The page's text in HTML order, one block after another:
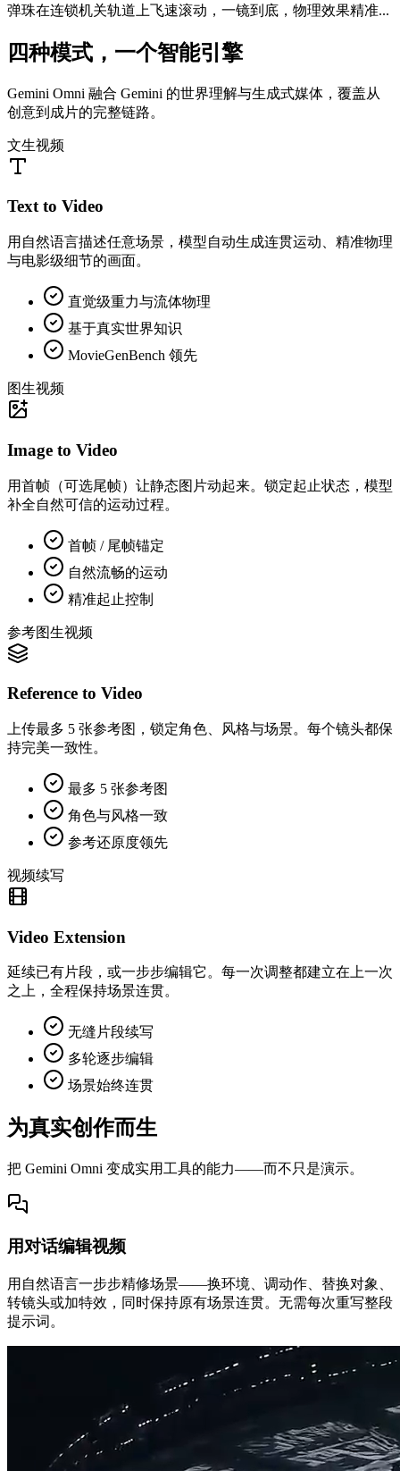
弹珠在连锁机关轨道上飞速滚动，一镜到底，物理效果精准...
四种模式，一个智能引擎
Gemini Omni 融合 Gemini 的世界理解与生成式媒体，覆盖从
创意到成片的完整链路。
文生视频
Text to Video
用自然语言描述任意场景，模型自动生成连贯运动、精准物理
与电影级细节的画面。
直觉级重力与流体物理
基于真实世界知识
MovieGenBench 领先
图生视频
Image to Video
用首帧（可选尾帧）让静态图片动起来。锁定起止状态，模型
补全自然可信的运动过程。
首帧 / 尾帧锚定
自然流畅的运动
精准起止控制
参考图生视频
Reference to Video
上传最多 5 张参考图，锁定角色、风格与场景。每个镜头都保
持完美一致性。
最多 5 张参考图
角色与风格一致
参考还原度领先
视频续写
Video Extension
延续已有片段，或一步步编辑它。每一次调整都建立在上一次
之上，全程保持场景连贯。
无缝片段续写
多轮逐步编辑
场景始终连贯
为真实创作而生
把 Gemini Omni 变成实用工具的能力——而不只是演示。
用对话编辑视频
用自然语言一步步精修场景——换环境、调动作、替换对象、
转镜头或加特效，同时保持原有场景连贯。无需每次重写整段
提示词。